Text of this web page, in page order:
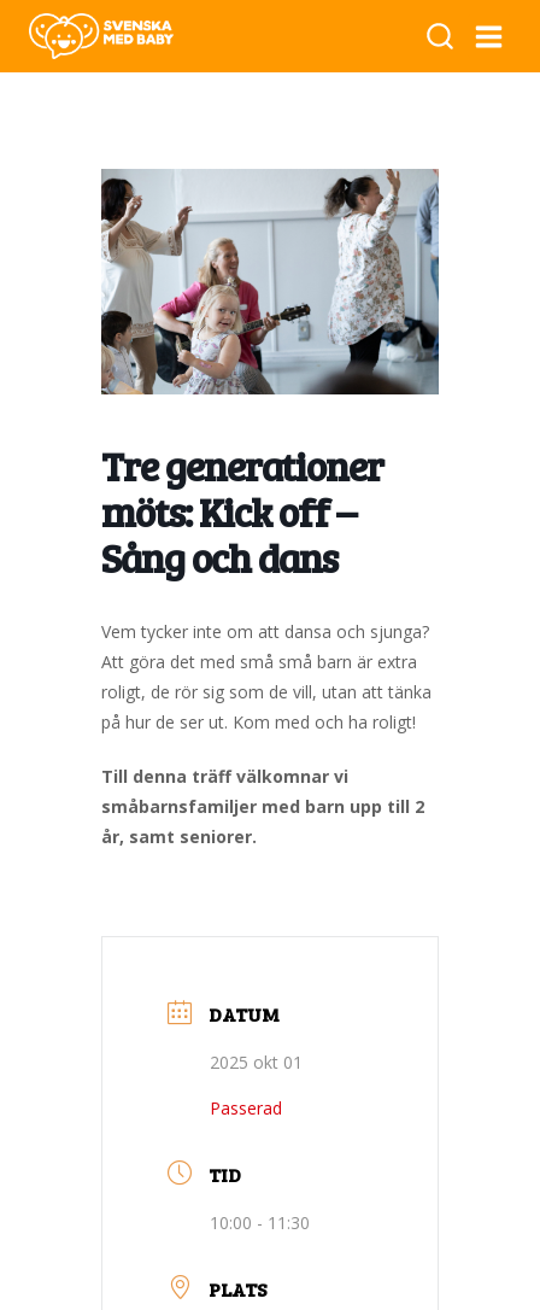
Tre generationer
möts: Kick off –
Sång och dans
Vem tycker inte om att dansa och sjunga?
Att göra det med små små barn är extra
roligt, de rör sig som de vill, utan att tänka
på hur de ser ut. Kom med och ha roligt!
Till denna träff välkomnar vi
småbarnsfamiljer med barn upp till 2
år, samt seniorer.
DATUM
2025 okt 01
Passerad
TID
10:00 - 11:30
PLATS